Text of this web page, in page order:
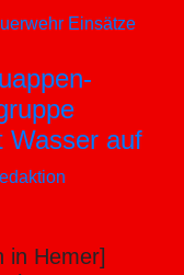
Einsätze
Wasser auf
in Hemer]